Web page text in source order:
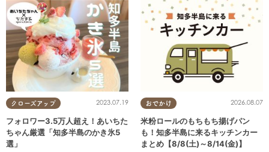
クローズアップ 2023.07.19
フォロワー3.5万人超え！あいちた
ちゃん厳選「知多半島のかき氷5
選」
おでかけ 2026.08.07
米粉ロールのもちもち揚げパン
も！知多半島に来るキッチンカー
まとめ【8/8(土)～8/14(金)】